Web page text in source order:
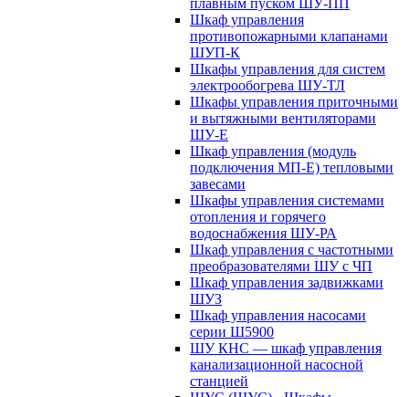
плавным пуском ШУ-ПП
Шкаф управления
противопожарными клапанами
ШУП-К
Шкафы управления для систем
электрообогрева ШУ-ТЛ
Шкафы управления приточными
и вытяжными вентиляторами
ШУ-Е
Шкаф управления (модуль
подключения МП-Е) тепловыми
завесами
Шкафы управления системами
отопления и горячего
водоснабжения ШУ-РА
Шкаф управления с частотными
преобразователями ШУ с ЧП
Шкаф управления задвижками
ШУЗ
Шкаф управления насосами
серии Ш5900
ШУ КНС — шкаф управления
канализационной насосной
станцией